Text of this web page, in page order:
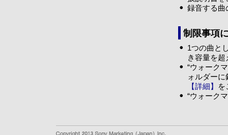
録音する曲
制限事項
1つの曲と
き容量を
“ウォーク
ォルダー
【詳細】
を
“ウォーク